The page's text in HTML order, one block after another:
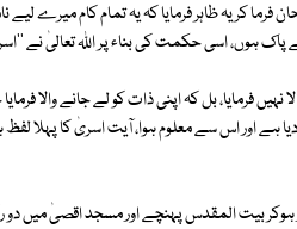
فرما کر یہ ظاہر فرمایا کہ یہ تمام کام میرے
ہوں، اسی حکمت کی بناء پر اﷲ تعالیٰ نے
نہیں فرمایا، بل کہ اپنی ذات کو لے جانے والا
ہے اور اس سے معلوم ہوا، آیت اسریٰ کا
ہوکر بیت المقدس پہنچے اور مسجد اقصیٰ میں